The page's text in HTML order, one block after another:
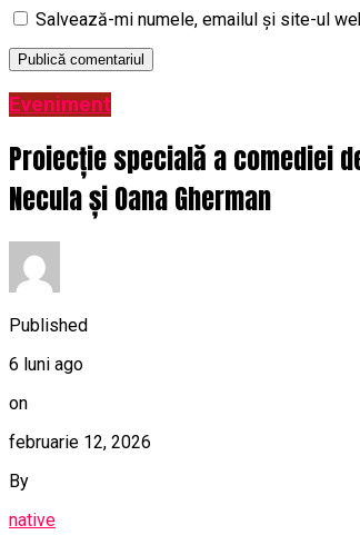
Salvează-mi numele, emailul și site-ul
Eveniment
Proiecție specială a comediei
Necula și Oana Gherman
Published
6 luni ago
on
februarie 12, 2026
By
native